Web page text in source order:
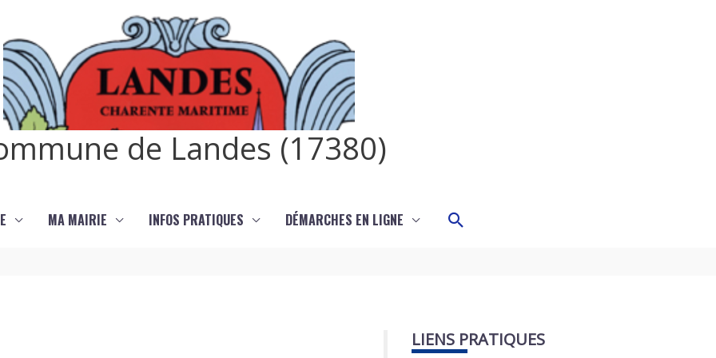
de Landes (17380)
MA MAIRIE INFOS PRATIQUES DÉMARCHES EN LIGNE Rechercher
LIENS PRATIQUES